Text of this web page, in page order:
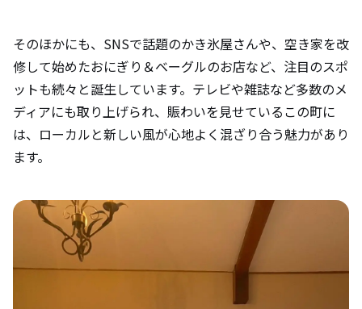
そのほかにも、SNSで話題のかき氷屋さんや、空き家を改
修して始めたおにぎり＆ベーグルのお店など、注目のスポ
ットも続々と誕生しています。テレビや雑誌など多数のメ
ディアにも取り上げられ、賑わいを見せているこの町に
は、ローカルと新しい風が心地よく混ざり合う魅力があり
ます。